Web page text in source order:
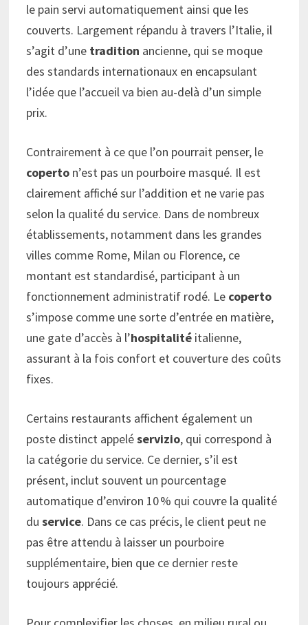
le pain servi automatiquement ainsi que les
couverts. Largement répandu à travers l’Italie, il
s’agit d’une tradition ancienne, qui se moque
des standards internationaux en encapsulant
l’idée que l’accueil va bien au-delà d’un simple
prix.
Contrairement à ce que l’on pourrait penser, le
coperto n’est pas un pourboire masqué. Il est
clairement affiché sur l’addition et ne varie pas
selon la qualité du service. Dans de nombreux
établissements, notamment dans les grandes
villes comme Rome, Milan ou Florence, ce
montant est standardisé, participant à un
fonctionnement administratif rodé. Le coperto
s’impose comme une sorte d’entrée en matière,
une gate d’accès à l’hospitalité italienne,
assurant à la fois confort et couverture des coûts
fixes.
Certains restaurants affichent également un
poste distinct appeléservizio, qui correspond à
la catégorie du service. Ce dernier, s’il est
présent, inclut souvent un pourcentage
automatique d’environ 10 % qui couvre la qualité
duservice. Dans ce cas précis, le client peut ne
pas être attendu à laisser un pourboire
supplémentaire, bien que ce dernier reste
toujours apprécié.